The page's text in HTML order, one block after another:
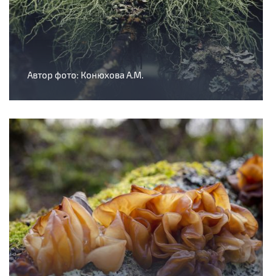
Автор фото: Конюхова А.М.